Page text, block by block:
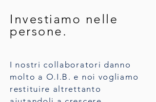
Investiamo nelle
persone.
I nostri collaboratori danno
molto a O.I.B. e noi vogliamo
restituire altrettanto